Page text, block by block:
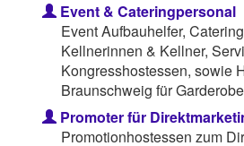
Event & Cateringpersonal
Event Aufbauhelfer,
Kellnerinnen & Kellner,
Kongresshostessen, sowie
Braunschweig für
Promoter für
Promotionhostessen zum